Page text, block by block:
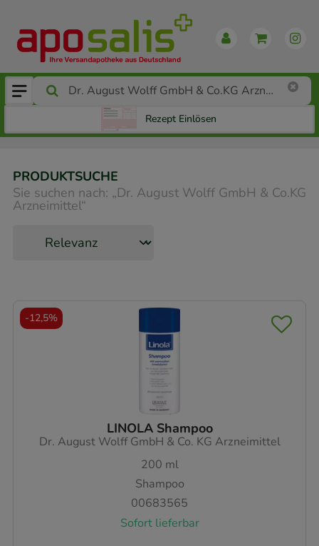
Rezept Einlösen
PRODUKTSUCHE
Sie suchen nach: „Dr. August Wolff GmbH & Co.KG
Arzneimittel“
LINOLA Shampoo
Dr. August Wolff GmbH & Co. KG Arzneimittel
200 ml
Shampoo
00683565
Sofort lieferbar
-12,5%